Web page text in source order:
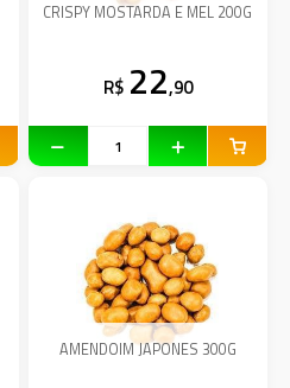
CRISPY MOSTARDA E MEL 200G
R$ 22,90
AMENDOIM JAPONES 300G